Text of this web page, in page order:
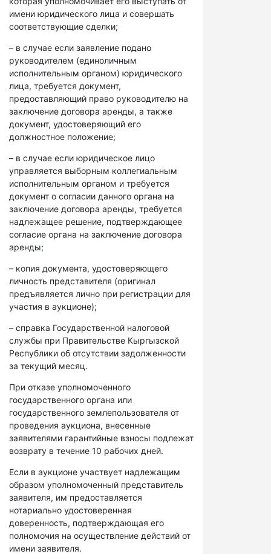
имени юридического лица и совершать
соответствующие сделки;
– в случае если заявление подано
руководителем (единоличным
исполнительным органом) юридического
лица, требуется документ,
предоставляющий право руководителю на
заключение договора аренды, а также
документ, удостоверяющий его
должностное положение;
– в случае если юридическое лицо
управляется выборным коллегиальным
исполнительным органом и требуется
документ о согласии данного органа на
заключение договора аренды, требуется
надлежащее решение, подтверждающее
согласие органа на заключение договора
аренды;
– копия документа, удостоверяющего
личность представителя (оригинал
предъявляется лично при регистрации для
участия в аукционе);
– справка Государственной налоговой
службы при Правительстве Кыргызской
Республики об отсутствии задолженности
за текущий месяц.
При отказе уполномоченного
государственного органа или
государственного землепользователя от
проведения аукциона, внесенные
заявителями гарантийные взносы подлежат
возврату в течение 10 рабочих дней.
Если в аукционе участвует надлежащим
образом уполномоченный представитель
заявителя, им предоставляется
нотариально удостоверенная
доверенность, подтверждающая его
полномочия на осуществление действий от
имени заявителя.